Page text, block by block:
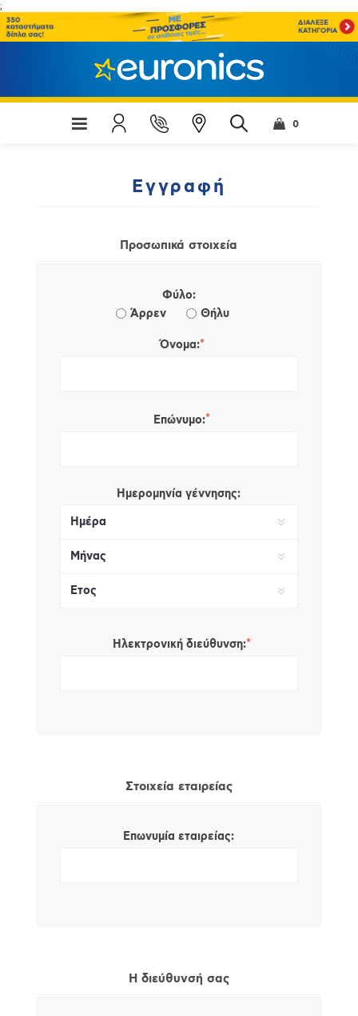
;
0
Εγγραφή
Προσωπικά στοιχεία
Φύλο:
Άρρεν
Θήλυ
Όνομα:*
Επώνυμο:*
Ημερομηνία γέννησης:
Ηλεκτρονική διεύθυνση:*
Στοιχεία εταιρείας
Επωνυμία εταιρείας:
Η διεύθυνσή σας